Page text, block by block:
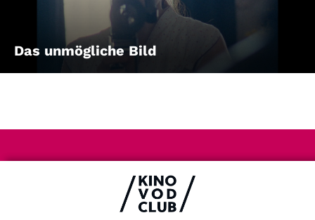
Das unmögliche Bild
AGB
Kontakt